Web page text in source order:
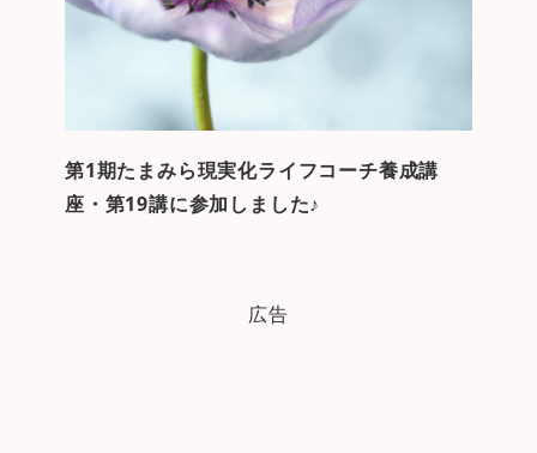
第1期たまみら現実化ライフコーチ養成講
座・第19講に参加しました♪
広告